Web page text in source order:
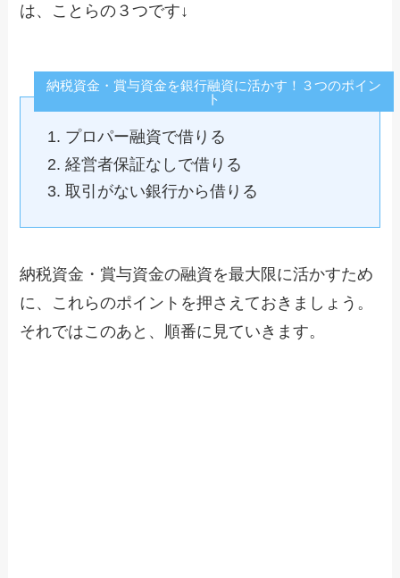
は、ことらの３つです↓
納税資金・賞与資金を銀行融資に活かす！３つのポイン
ト
プロパー融資で借りる
経営者保証なしで借りる
取引がない銀行から借りる
納税資金・賞与資金の融資を最大限に活かすため
に、これらのポイントを押さえておきましょう。
それではこのあと、順番に見ていきます。